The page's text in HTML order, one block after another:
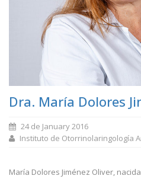
Dra. María Dolores
24 de January 2016
Instituto de Otorrinolaringología
María Dolores Jiménez Oliver,